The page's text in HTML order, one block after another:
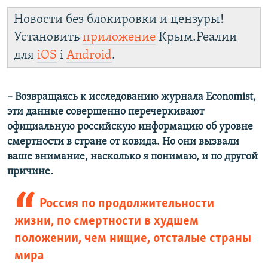
Новости без блокировки и цензуры!
Установить приложение Крым.Реалии
для iOS і Android.
– Возвращаясь к исследованию журнала Economist,
эти данные совершенно перечеркивают
официальную российскую информацию об уровне
смертности в стране от ковида. Но они вызвали
ваше внимание, насколько я понимаю, и по другой
причине.
Россия по продолжительности
жизни, по смертности в худшем
положении, чем нищие, отсталые страны
мира